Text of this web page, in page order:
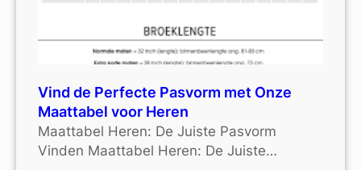
Vind de Perfecte Pasvorm met Onze
Maattabel voor Heren
Maattabel Heren: De Juiste Pasvorm
Vinden Maattabel Heren: De Juiste…